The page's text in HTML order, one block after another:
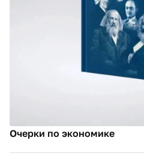
Очерки по экономике